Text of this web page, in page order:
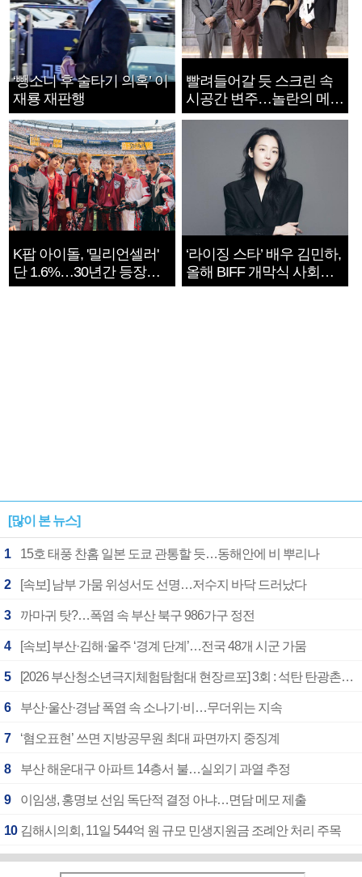
‘뺑소니 후 술타기 의혹’ 이
재룡 재판행
빨려들어갈 듯 스크린 속
시공간 변주…놀란의 메시
지는 ‘전쟁 속죄’
K팝 아이돌, '밀리언셀러'
단 1.6%…30년간 등장
1182개팀 전수조사
‘라이징 스타’ 배우 김민하,
올해 BIFF 개막식 사회자
확정
[많이 본 뉴스]
1 15호 태풍 찬홈 일본 도쿄 관통할 듯…동해안에 비 뿌리나
2 [속보] 남부 가뭄 위성서도 선명…저수지 바닥 드러났다
3 까마귀 탓?…폭염 속 부산 북구 986가구 정전
4 [속보] 부산·김해·울주 ‘경계 단계’…전국 48개 시군 가뭄
5 [2026 부산청소년극지체험탐험대 현장르포] 3회 : 석탄 탄광촌에서 북극 연구의 중심지로
6 부산·울산·경남 폭염 속 소나기·비…무더위는 지속
7 ‘혐오표현’ 쓰면 지방공무원 최대 파면까지 중징계
8 부산 해운대구 아파트 14층서 불…실외기 과열 추정
9 이임생, 홍명보 선임 독단적 결정 아냐…면담 메모 제출
10 김해시의회, 11일 544억 원 규모 민생지원금 조례안 처리 주목